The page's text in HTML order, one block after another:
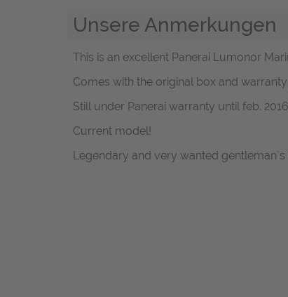
Unsere Anmerkungen
This is an excellent Panerai Lumonor
Comes with the original box and
Still under Panerai warranty until feb.
Current model!
Legendary and very wanted